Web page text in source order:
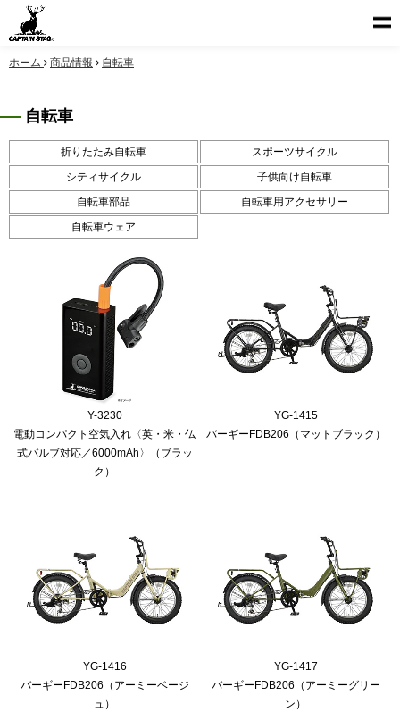
ホーム 商品情報 自転車
自転車
折りたたみ自転車 スポーツサイクル
シティサイクル 子供向け自転車
自転車部品 自転車用アクセサリー
自転車ウェア
Y-3230
電動コンパクト空気入れ〈英・米・仏
式バルブ対応／6000mAh〉（ブラッ
ク）
YG-1415
バーギーFDB206（マットブラック）
YG-1416
バーギーFDB206（アーミーベージ
ュ）
YG-1417
バーギーFDB206（アーミーグリー
ン）